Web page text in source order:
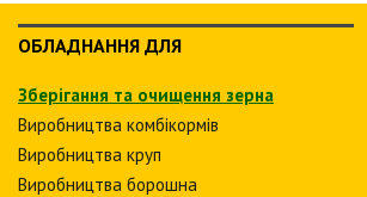
ОБЛАДНАННЯ ДЛЯ
Зберiгання та очищення зерна
Виробництва комбiкормiв
Виробництва круп
Виробництва борошна